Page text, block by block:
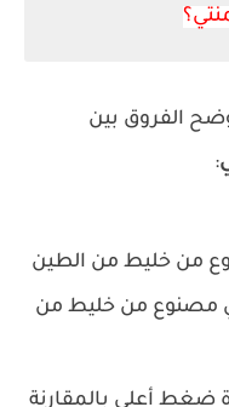
الفروق بين
:
من خليط من الطين
مصنوع من خليط من
ضغط أعلى بالمقارنة